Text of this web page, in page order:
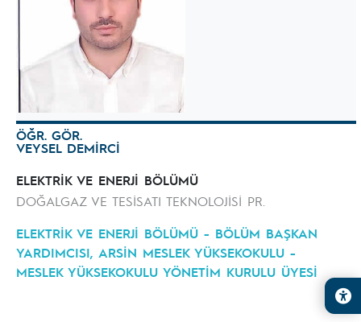
ÖĞR. GÖR.
VEYSEL DEMİRCİ
ELEKTRİK VE ENERJİ BÖLÜMÜ
DOĞALGAZ VE TESİSATI TEKNOLOJİSİ PR.
ELEKTRİK VE ENERJİ BÖLÜMÜ - BÖLÜM BAŞKAN
YARDIMCISI, ARSİN MESLEK YÜKSEKOKULU -
MESLEK YÜKSEKOKULU YÖNETİM KURULU ÜYESİ